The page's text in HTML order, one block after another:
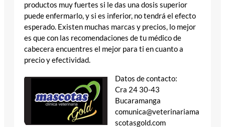
productos muy fuertes si le das una dosis superior
puede enfermarlo, y si es inferior, no tendrá el efecto
esperado. Existen muchas marcas y precios, lo mejor
es que con las recomendaciones de tu médico de
cabecera encuentres el mejor para ti en cuanto a
precio y efectividad.
Datos de contacto:
Cra 24 30-43
Bucaramanga
comunica@veterinariama
scotasgold.com